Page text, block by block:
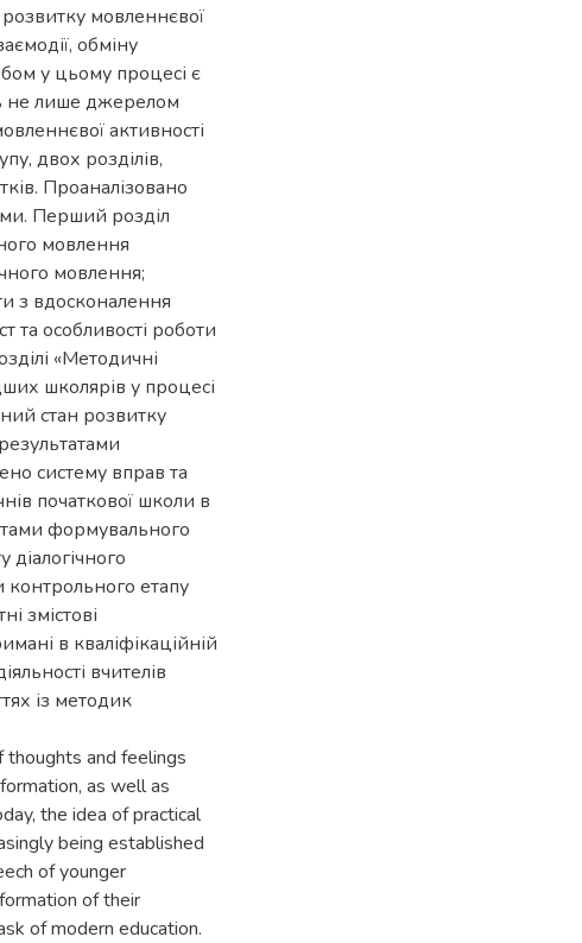
мовленнєвої
обміну
у цьому процесі є
не лише джерелом
активності
двох розділів,
Проаналізовано
Перший розділ
мовлення
мовлення;
з вдосконалення
та особливості роботи
«Методичні
школярів у процесі
стан розвитку
систему вправ та
початкової школи в
формувального
етапу
змістові
в кваліфікаційній
вчителів
із методик
thoughts and feelings
as well as
the idea of practical
being established
of younger
of their
of modern education.